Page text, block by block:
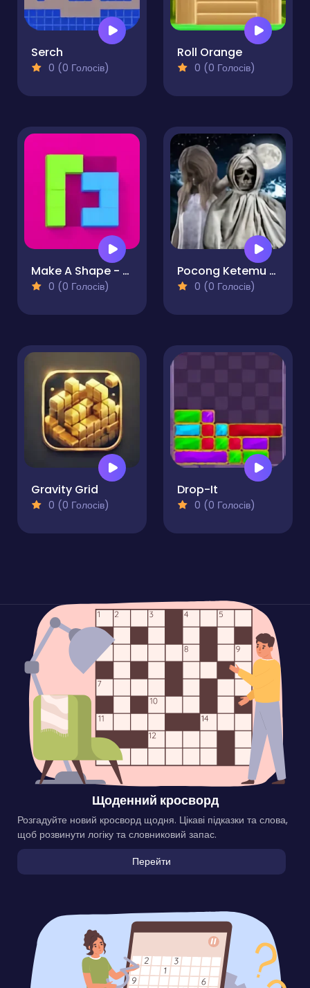
Serch
0 (0 Голосів)
Roll Orange
0 (0 Голосів)
Make A Shape - Puzzle
0 (0 Голосів)
Pocong Ketemu Kuntilanak
0 (0 Голосів)
Gravity Grid
0 (0 Голосів)
Drop-It
0 (0 Голосів)
Щоденний кросворд
Розгадуйте новий кросворд щодня. Цікаві підказки та слова,
щоб розвинути логіку та словниковий запас.
Перейти